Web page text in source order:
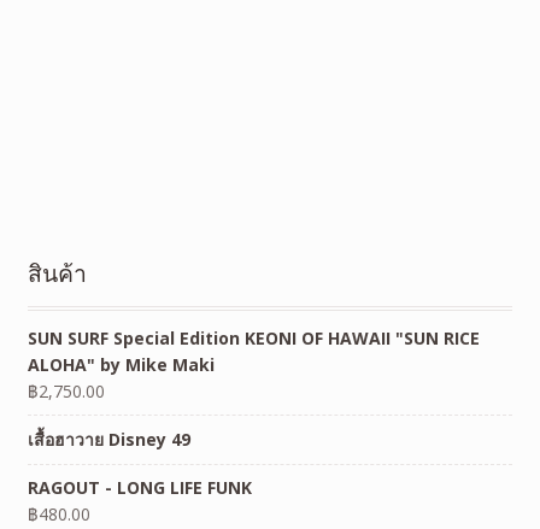
สินค้า
SUN SURF Special Edition KEONI OF HAWAII "SUN RICE
ALOHA" by Mike Maki
฿2,750.00
เสื้อฮาวาย Disney 49
RAGOUT - LONG LIFE FUNK
฿480.00